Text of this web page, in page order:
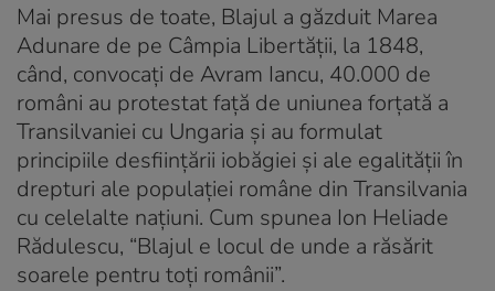
Mai presus de toate, Blajul a găzduit Marea
Adunare de pe Câmpia Libertății, la 1848,
când, convocați de Avram Iancu, 40.000 de
români au protestat față de uniunea forțată a
Transilvaniei cu Ungaria și au formulat
principiile desființării iobăgiei și ale egalității în
drepturi ale populației române din Transilvania
cu celelalte națiuni. Cum spunea Ion Heliade
Rădulescu, “Blajul e locul de unde a răsărit
soarele pentru toți românii”.